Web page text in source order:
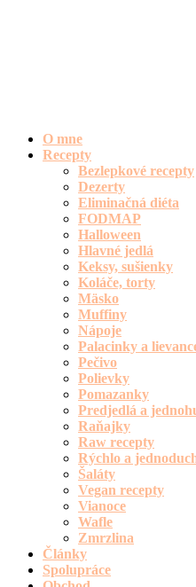
O mne
Recepty
Bezlepkové recepty
Dezerty
Eliminačná diéta
FODMAP
Halloween
Hlavné jedlá
Keksy, sušienky
Koláče, torty
Mäsko
Muffiny
Nápoje
Palacinky a
Pečivo
Polievky
Pomazanky
Predjedlá a
Raňajky
Raw recepty
Rýchlo a
Šaláty
Vegan recepty
Vianoce
Wafle
Zmrzlina
Články
Spolupráce